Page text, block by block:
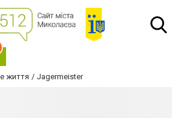
життя Jagermeister